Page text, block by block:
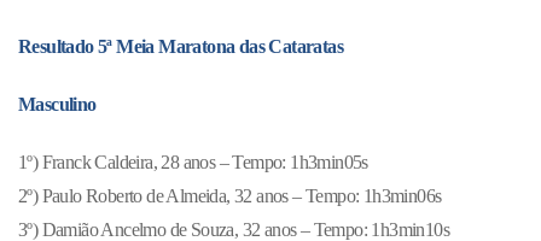
Resultado 5ª Meia Maratona das Cataratas
Masculino
1º) Franck Caldeira, 28 anos – Tempo: 1h3min05s
2º) Paulo Roberto de Almeida, 32 anos – Tempo: 1h3min06s
3º) Damião Ancelmo de Souza, 32 anos – Tempo: 1h3min10s